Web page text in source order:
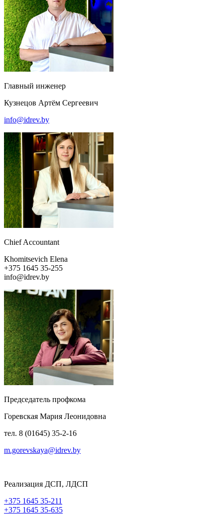
Главный инженер
Кузнецов Артём Сергеевич
info@idrev.by
Chief Accountant
Khomitsevich Elena
+375 1645 35-255
info@idrev.by
Председатель профкома
Горевская Мария Леонидовна
тел. 8 (01645) 35-2-16
m.gorevskaya@idrev.by
Реализация ДСП, ЛДСП
+375 1645 35-211
+375 1645 35-635